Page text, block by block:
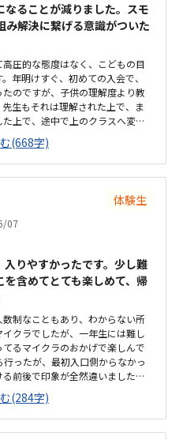
ることが減りました。スモ
み解決に繋げる意識がついた
圧的な態度はなく、こどもの目
年明けすぐ、初めての入会で、
のですが、子供の理解度より教
生もそれは理解された上で、ま
上で、途中で上のクラスへ変更
、3月4月で徐々に上のクラスへ
、柔軟にカリキュラム対応いた
とても便利ですが、建物の取り
事で、移転後も通いやすい場所
生が持ち込みでご用意されるの
いるようです。月2回で1万円を
。他の教室も同じくらいなの
ニアの方が開かれている教室は
かったかと思います。先生自身
カリキュラムの先に受講経験を
の習い事ではなく物事の考え方
くださっていると感じます。子
して、一緒に考えてくれる所が
移転の必要があること、今後レ
わる可能性もあるのでは？と不
(668字)
体験生
07
りやすかったです。少し難
を含めてとても楽しめて、帰
制なこともあり、わからない所
クラでしたが、一年生には難し
るマイクラのおかげで楽しんで
ったが、最初入口側からなかっ
前後で印象が全然違いました。
教室内は土足でしたが、全体的
るですが、やっぱり月2回にして
みどころです。マイクラで遊ん
んと学びがたくさんあった。
(284字)